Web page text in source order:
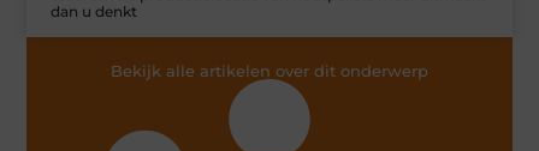
dan u denkt
Bekijk alle artikelen over dit onderwerp